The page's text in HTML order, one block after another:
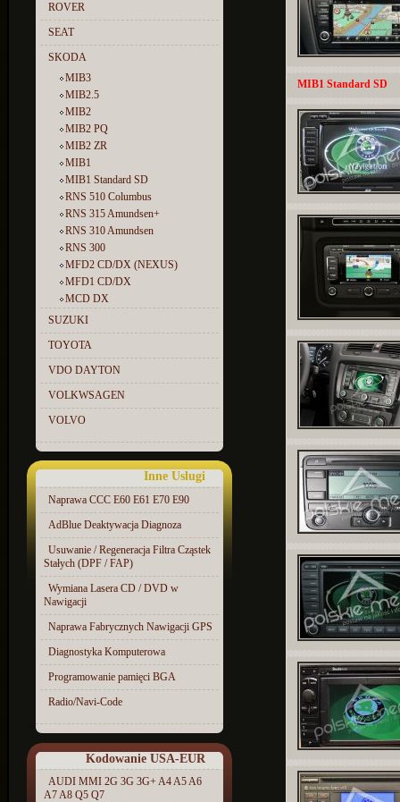
ROVER
SEAT
SKODA
MIB3
MIB2.5
MIB2
MIB2 PQ
MIB2 ZR
MIB1
MIB1 Standard SD
RNS 510 Columbus
RNS 315 Amundsen+
RNS 310 Amundsen
RNS 300
MFD2 CD/DX (NEXUS)
MFD1 CD/DX
MCD DX
SUZUKI
TOYOTA
VDO DAYTON
VOLKWSAGEN
VOLVO
Inne Uslugi
Naprawa CCC E60 E61 E70 E90
AdBlue Deaktywacja Diagnoza
Usuwanie / Regeneracja Filtra Cząstek
Stałych (DPF / FAP)
Wymiana Lasera CD / DVD w
Nawigacji
Naprawa Fabrycznych Nawigacji GPS
Diagnostyka Komputerowa
Programowanie pamięci BGA
Radio/Navi-Code
Kodowanie USA-EUR
AUDI MMI 2G 3G 3G+ A4 A5 A6
A7 A8 Q5 Q7
MIB1 Standard SD